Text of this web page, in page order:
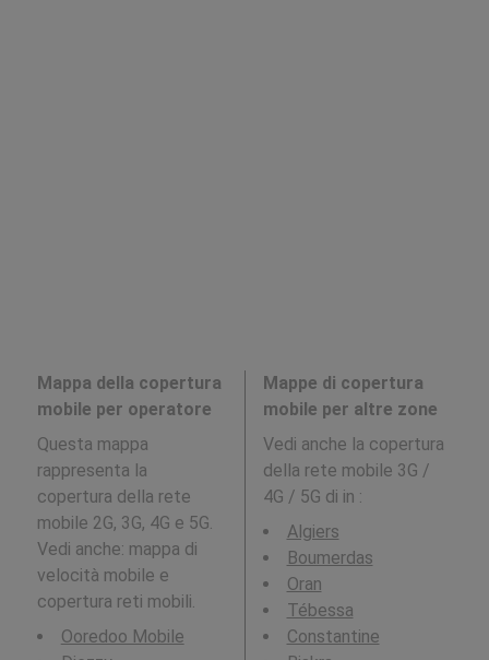
Mappa della copertura
mobile per operatore
Questa mappa
rappresenta la
copertura della rete
mobile 2G, 3G, 4G e 5G.
Vedi anche: mappa di
velocità mobile e
copertura reti mobili.
Ooredoo Mobile
Mappe di copertura
mobile per altre zone
Vedi anche la copertura
della rete mobile 3G /
4G / 5G di in :
Algiers
Boumerdas
Oran
Tébessa
Constantine